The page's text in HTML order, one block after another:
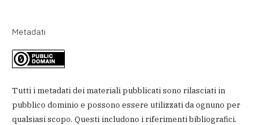
Metadati
Tutti i metadati dei materiali pubblicati sono rilasciati in
pubblico dominio e possono essere utilizzati da ognuno per
qualsiasi scopo. Questi includono i riferimenti bibliografici.